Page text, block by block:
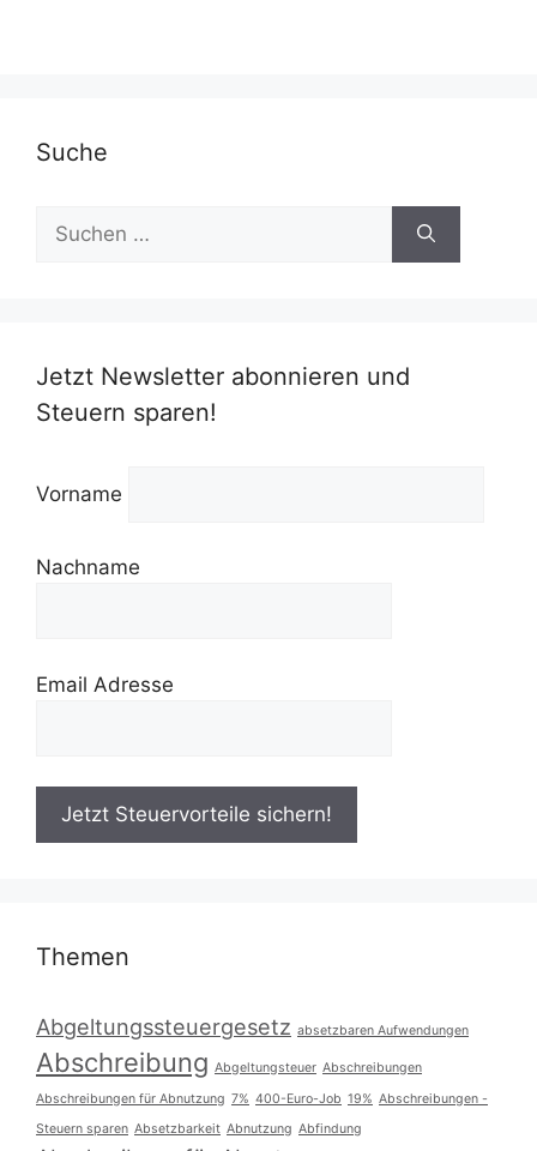
Suche
nach:
Jetzt Newsletter abonnieren und
Steuern sparen!
Vorname
Nachname
Email Adresse
Themen
Abgeltungssteuergesetz absetzbaren Aufwendungen
Abschreibung Abgeltungsteuer Abschreibungen
Abschreibungen für Abnutzung 7% 400-Euro-Job 19% Abschreibungen -
Steuern sparen Absetzbarkeit Abnutzung Abfindung